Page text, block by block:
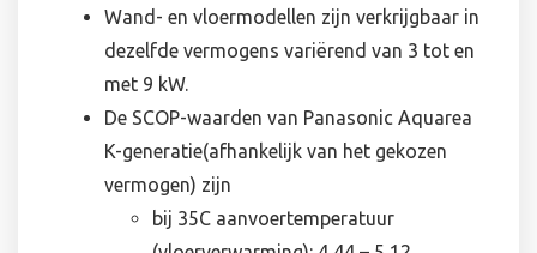
Wand- en vloermodellen zijn verkrijgbaar in
dezelfde vermogens variërend van 3 tot en
met 9 kW.
De SCOP-waarden van Panasonic Aquarea
K-generatie(afhankelijk van het gekozen
vermogen) zijn
bij 35C aanvoertemperatuur